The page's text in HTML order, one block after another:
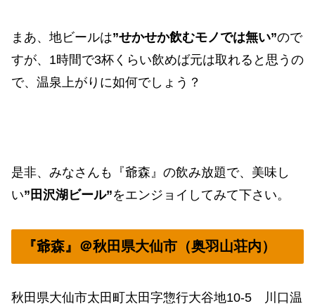
まあ、地ビールは”せかせか飲むモノでは無い”ので
すが、1時間で3杯くらい飲めば元は取れると思うの
で、温泉上がりに如何でしょう？
是非、みなさんも『爺森』の飲み放題で、美味し
い”田沢湖ビール”をエンジョイしてみて下さい。
『爺森』＠秋田県大仙市（奥羽山荘内）
秋田県大仙市太田町太田字惣行大谷地10-5 川口温